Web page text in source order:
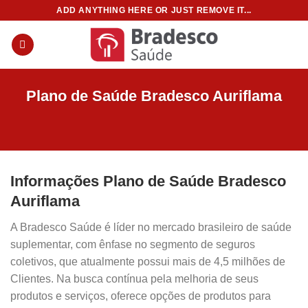
content
ADD ANYTHING HERE OR JUST REMOVE IT...
Plano de Saúde Bradesco Auriflama
Informações Plano de Saúde Bradesco
Auriflama
A Bradesco Saúde é líder no mercado brasileiro de saúde
suplementar, com ênfase no segmento de seguros
coletivos, que atualmente possui mais de 4,5 milhões de
Clientes. Na busca contínua pela melhoria de seus
produtos e serviços, oferece opções de produtos para